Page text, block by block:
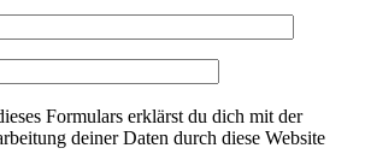
Formulars erklärst du dich mit der
deiner Daten durch diese Website